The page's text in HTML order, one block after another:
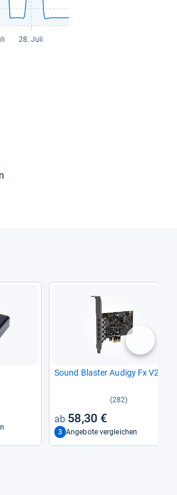
Sound Blas­ter Audigy Fx V2
(282)
58,30 €
3 Angebote vergleichen
nächste